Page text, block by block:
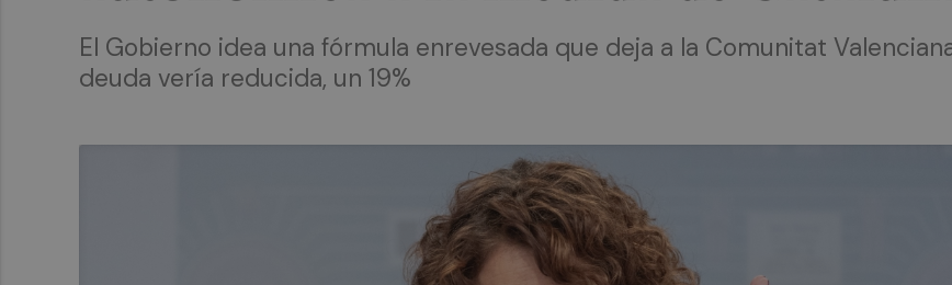
El Gobierno idea una fórmula enrevesada que deja a la Comunitat
deuda vería reducida, un 19%